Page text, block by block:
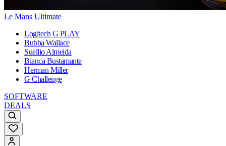
Le Mans Ultimate
Logitech G PLAY
Bubba Wallace
Suellio Almeida
Bianca Bustamante
Herman Miller
G Challenge
SOFTWARE
DEALS